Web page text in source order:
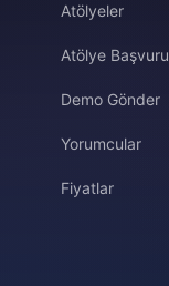
Atölyeler
Atölye Başvuru
Demo Gönder
Yorumcular
Fiyatlar